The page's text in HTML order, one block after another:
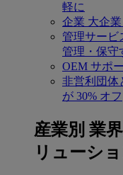
軽に
企業 大企
管理サービ
管理・保守
OEM サポ
非営利団体
が 30% オフ
産業別 業
リューシ